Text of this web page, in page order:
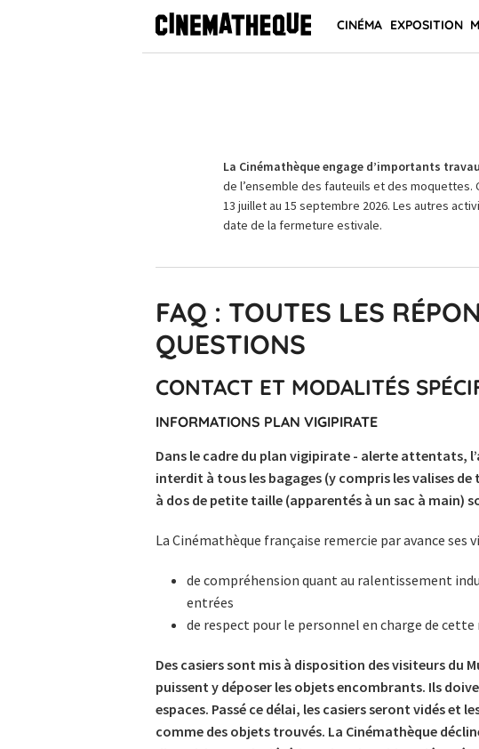
CINÉMA EXPOSITION
La Cinémathèque engage d’importants
de l’ensemble des fauteuils et des
13 juillet au 15 septembre 2026. Les autres
date de la fermeture estivale.
FAQ : TOUTES LES
QUESTIONS
CONTACT ET MODALITÉS
INFORMATIONS PLAN VIGIPIRATE
Dans le cadre du plan vigipirate - alerte attentats,
interdit à tous les bagages (y compris les valises de
à dos de petite taille (apparentés à un sac à main)
La Cinémathèque française remercie par avance ses
de compréhension quant au ralentissement
entrées
de respect pour le personnel en charge de cette
Des casiers sont mis à disposition des visiteurs du
puissent y déposer les objets encombrants. Ils
espaces. Passé ce délai, les casiers seront vidés et
comme des objets trouvés. La Cinémathèque